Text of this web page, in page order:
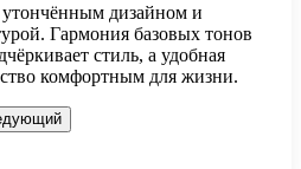
дизайном и
Гармония базовых тонов
стиль, а удобная
комфортным для жизни.